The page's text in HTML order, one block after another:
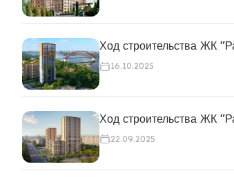
Ход строительства ЖК
16.10.2025
Ход строительства ЖК
22.09.2025